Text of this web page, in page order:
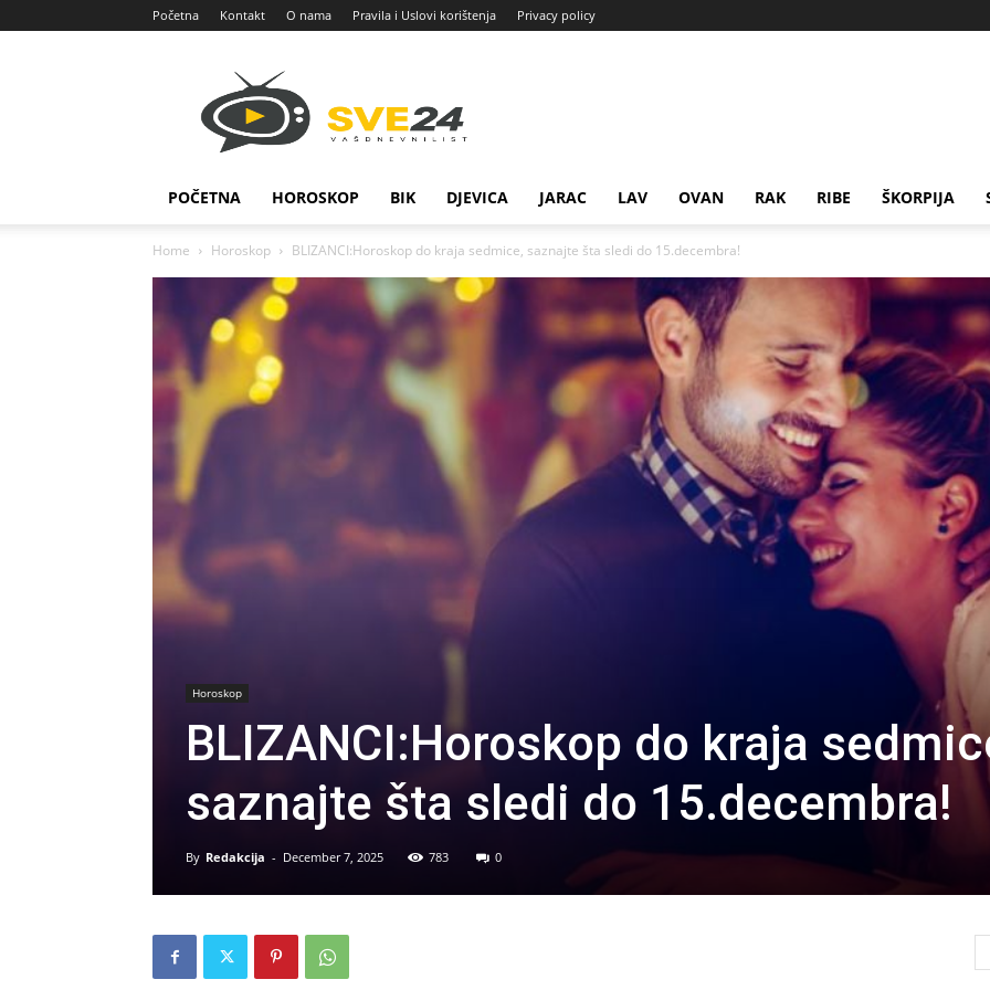
Početna Kontakt O nama Pravila i Uslovi korištenja Privacy policy
POČETNA HOROSKOP BIK DJEVICA JARAC LAV OVAN RAK RIBE ŠKORPIJA
Home Horoskop BLIZANCI:Horoskop do kraja sedmice, saznajte šta sledi do 15.decembra!
Horoskop
BLIZANCI:Horoskop do kraja
saznajte šta sledi do 15.decembra!
By Redakcija - December 7, 2025 783 0